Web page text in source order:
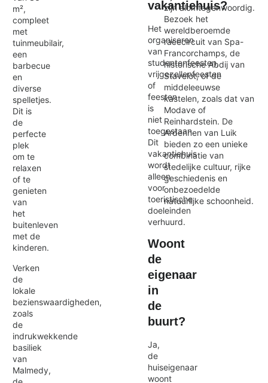
m²,
compleet
met
tuinmeubilair,
een
barbecue
en
diverse
spelletjes.
Dit is
de
perfecte
plek
om te
relaxen
of te
genieten
van
het
buitenleven
met de
kinderen.
Verken
de
lokale
bezienswaardigheden,
zoals
de
indrukwekkende
basiliek
van
Malmedy,
vakantiehuis?
Het
organiseren
van
studentenfeesten,
vrijgezellenfeesten
of
feesten
is
niet
toegestaan.
Dit
vakantiehuis
wordt
alleen
voor
toeristische
doeleinden
verhuurd.
Woont
de
eigenaar
in
de
buurt?
Ja,
de
huiseigenaar
woont
zijn alomtegenwoordig.
Bezoek het
wereldberoemde
racecircuit van Spa-
Francorchamps, de
historische Abdij van
Stavelot, of de
middeleeuwse
kastelen, zoals dat van
Modave of
Reinhardstein. De
Ardennen van Luik
bieden zo een unieke
combinatie van
stedelijke cultuur, rijke
geschiedenis en
onbezoedelde
natuurlijke schoonheid.